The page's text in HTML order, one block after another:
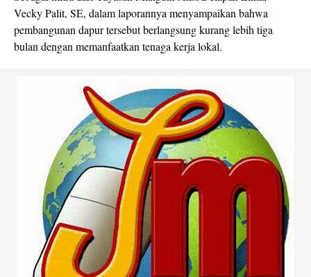
Vecky Palit, SE, dalam laporannya menyampaikan bahwa
pembangunan dapur tersebut berlangsung kurang lebih tiga
bulan dengan memanfaatkan tenaga kerja lokal.